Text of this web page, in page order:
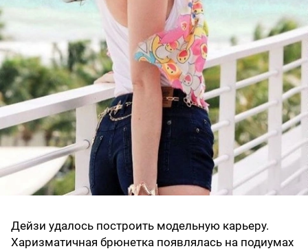
Дейзи удалось построить модельную карьеру.
Харизматичная брюнетка появлялась на подиумах